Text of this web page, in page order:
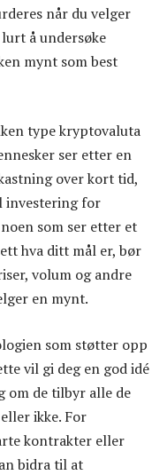
når du velger
å undersøke
mynt som best
type kryptovaluta
ser etter en
over kort tid,
investering for
som ser etter et
hva ditt mål er, bør
volum og andre
en mynt.
som støtter opp
vil gi deg en god idé
om de tilbyr alle de
ikke. For
kontrakter eller
bidra til at